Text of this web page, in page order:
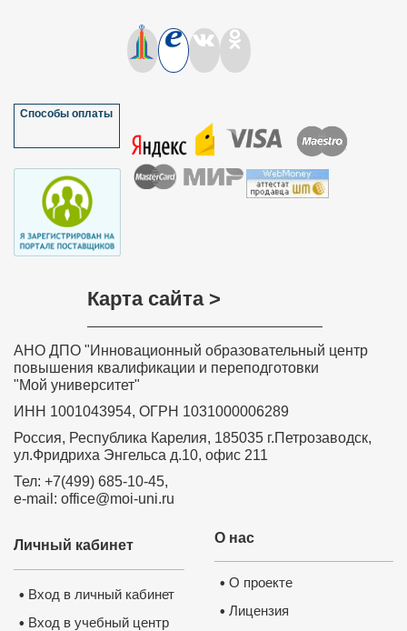
Способы оплаты
Карта сайта >
АНО ДПО "Инновационный образовательный центр
повышения квалификации и переподготовки
"Мой университет"
ИНН 1001043954, ОГРН 1031000006289
Россия, Республика Карелия, 185035 г.Петрозаводск,
ул.Фридриха Энгельса д.10, офис 211
Тел: +7(499) 685-10-45,
e-mail: office@moi-uni.ru
О нас
• О проекте
• Лицензия
Личный кабинет
• Вход в личный кабинет
• Вход в учебный центр